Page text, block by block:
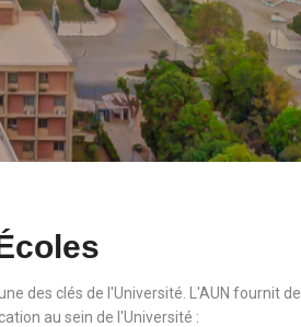
des clés de l'Université. L'AUN fournit de
au sein de l'Université :